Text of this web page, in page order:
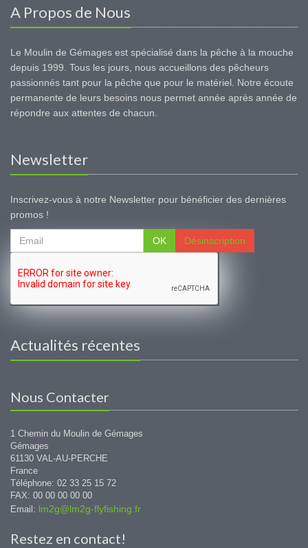
A Propos de Nous
Le Moulin de Gémages est spécialisé dans la pêche à la mouche
depuis 1999. Tous les jours, nous accueillons des pêcheurs
passionnés tant pour la pêche que pour le matériel. Notre écoute
permanente de leurs besoins nous permet année après année de
répondre aux attentes de chacun.
Newsletter
Inscrivez-vous à notre Newsletter pour bénéficier des dernières
promos !
OK Désinscription
Actualités récentes
Nous Contacter
1 Chemin du Moulin de Gémages
Gémages
61130 VAL-AU-PERCHE
France
Téléphone: 02 33 25 15 72
FAX: 00 00 00 00 00
Email: lm2g@lm2g-flyfishing.fr
Restez en contact!